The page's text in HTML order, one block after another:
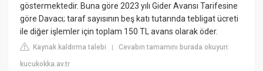
göstermektedir. Buna göre 2023 yılı Gider Avansı Tarifesine
göre Davacı; taraf sayısının beş katı tutarında tebligat ücreti
ile diğer işlemler için toplam 150 TL avans olarak öder.
Kaynak kaldırma talebi |Cevabın tamamını burada okuyun:
kucukokka.av.tr